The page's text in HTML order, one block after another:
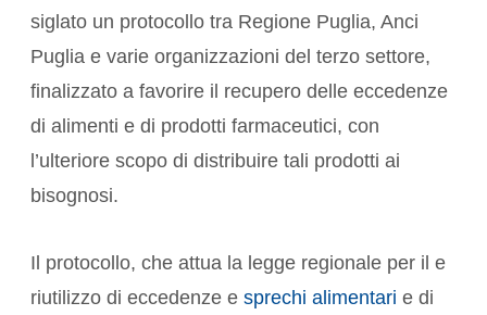
siglato un protocollo tra Regione Puglia, Anci
Puglia e varie organizzazioni del terzo settore,
finalizzato a favorire il recupero delle eccedenze
di alimenti e di prodotti farmaceutici, con
l’ulteriore scopo di distribuire tali prodotti ai
bisognosi.
Il protocollo, che attua la legge regionale per il e
riutilizzo di eccedenze e sprechi alimentari e di